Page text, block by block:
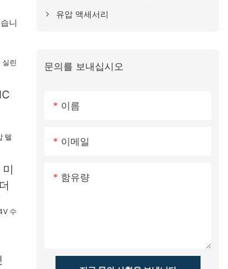
니
유압 액세서리
문의를 보내십시오
이름
이메일
함유량